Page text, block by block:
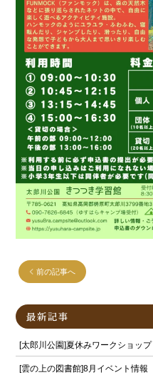
前の記事へ
最新記事
[太郎川公園]夏休みワークショップ
[雲の上の図書館]8月イベント情報